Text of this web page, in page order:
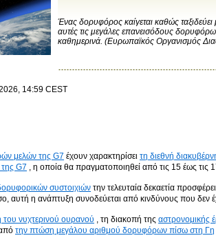
Ένας δορυφόρος καίγεται καθώς
αυτές τις μεγάλες επανεισόδους
καθημερινά. (Ευρωπαϊκός Οργανισμός
14:59 CEST
μελών της G7 έχουν χαρακτηρίσει τη διεθνή
G7 , η οποία θα πραγματοποιηθεί από τις 15 έως τις
συστοιχιών την τελευταία δεκαετία
αυτή η ανάπτυξη συνοδεύεται από κινδύνους που
νυχτερινού ουρανού , τη διακοπή της αστρονομικής
την πτώση μεγάλου αριθμού δορυφόρων πίσω στη Γη